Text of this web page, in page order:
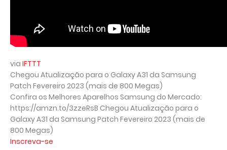
via IFTTT
Chegou Atualização para o Galaxy A31 da Samsung
Patch Fevereiro 2023 (mais de 800 Megas)
Confira os Melhores Aparelhos Samsung do Mercado:
https://amzn.to/3zzeRsB Chegou Atualização para o
Galaxy A31 da Samsung Patch Fevereiro 2023 (mais de
800 Megas)
Inscreva-se